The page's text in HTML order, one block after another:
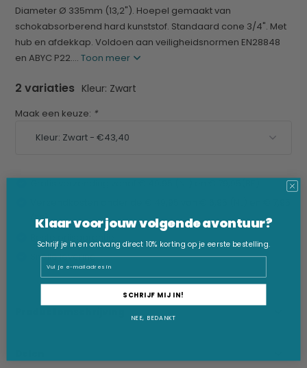
Diameter Ø 335mm (13,2"). Hoepel gemaakt van
schokabsorberend hard kunststof. Standaard cone 3/4". Met
hub en afdekkap. Voldoen aan veiligheidsnormen EN28848
en ABYC P22....Toon meer
2 variaties Kleur: Zwart
Maak een keuze: *
(BE)
Snelle levering
Klaar voor jouw volgende avontuur?
Schrijf je in en ontvang direct 10% korting op je eerste bestelling.
SCHRIJF MIJ IN!
NEE, BEDANKT